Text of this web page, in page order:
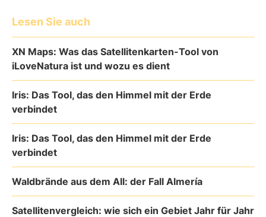
Lesen Sie auch
XN Maps: Was das Satellitenkarten-Tool von
iLoveNatura ist und wozu es dient
Iris: Das Tool, das den Himmel mit der Erde
verbindet
Iris: Das Tool, das den Himmel mit der Erde
verbindet
Waldbrände aus dem All: der Fall Almería
Satellitenvergleich: wie sich ein Gebiet Jahr für Jahr